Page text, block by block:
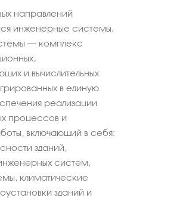
направлений
инженерные системы.
– комплекс
и вычислительных
в единую
реализации
процессов и
включающий в себя:
зданий,
систем,
климатические
зданий и